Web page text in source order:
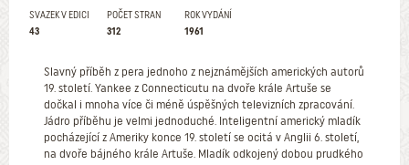
SVAZEK V EDICI
43
POČET STRAN
312
ROK VYDÁNÍ
1961
Slavný příběh z pera jednoho z nejznámějších amerických autorů
19. století. Yankee z Connecticutu na dvoře krále Artuše se
dočkal i mnoha více či méně úspěšných televizních zpracování.
Jádro příběhu je velmi jednoduché. Inteligentní americký mladík
pocházející z Ameriky konce 19. století se ocitá v Anglii 6. století,
na dvoře bájného krále Artuše. Mladík odkojený dobou prudkého